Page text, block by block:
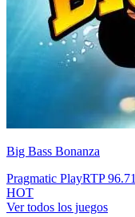
Big Bass Bonanza
Pragmatic PlayRTP96.71
HOT
Ver todos los juegos